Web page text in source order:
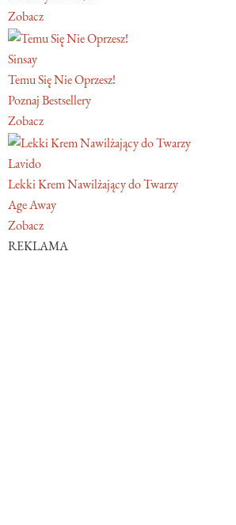
Zobacz
Sinsay
Temu Się Nie Oprzesz!
Poznaj Bestsellery
Zobacz
Lavido
Lekki Krem Nawilżający do Twarzy
Age Away
Zobacz
REKLAMA